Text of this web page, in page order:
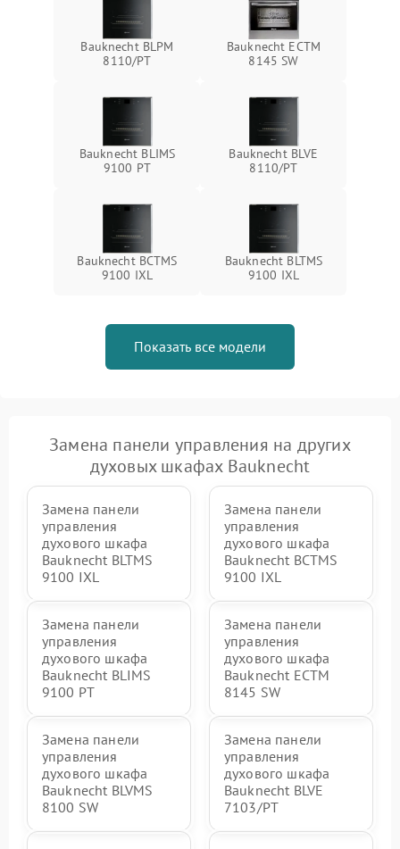
Bauknecht BLPM
8110/PT
Bauknecht ECTM
8145 SW
Bauknecht BLIMS
9100 PT
Bauknecht BLVE
8110/PT
Bauknecht BCTMS
9100 IXL
Bauknecht BLTMS
9100 IXL
Показать все модели
Замена панели управления на других
духовых шкафах Bauknecht
Замена панели
управления
духового шкафа
Bauknecht BLTMS
9100 IXL
Замена панели
управления
духового шкафа
Bauknecht BCTMS
9100 IXL
Замена панели
управления
духового шкафа
Bauknecht BLIMS
9100 PT
Замена панели
управления
духового шкафа
Bauknecht ECTM
8145 SW
Замена панели
управления
духового шкафа
Bauknecht BLVMS
8100 SW
Замена панели
управления
духового шкафа
Bauknecht BLVE
7103/PT